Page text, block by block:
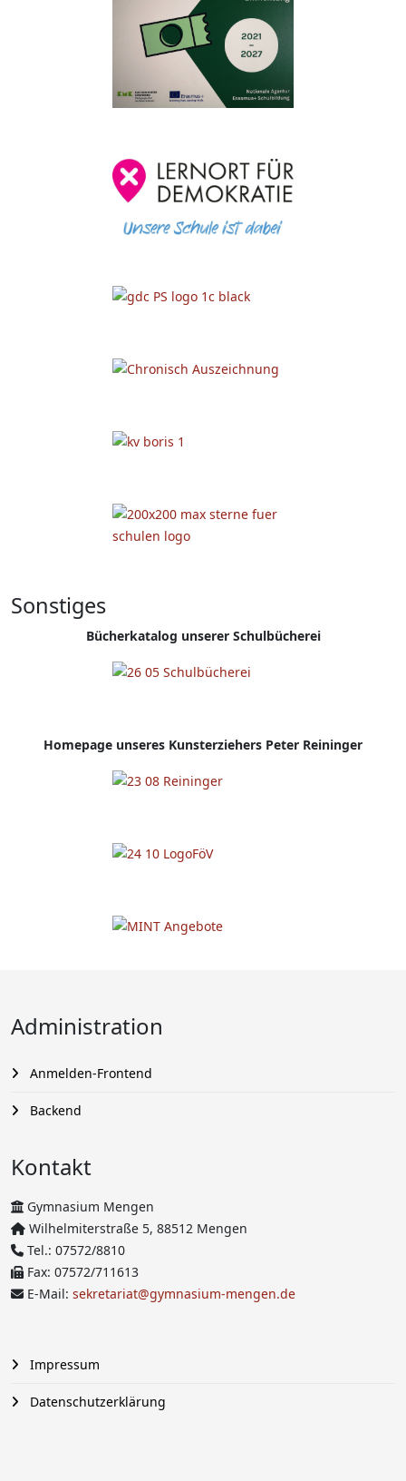
Sonstiges
Bücherkatalog unserer Schulbücherei
Homepage unseres Kunsterziehers Peter Reininger
Administration
Anmelden-Frontend
Backend
Kontakt
Gymnasium Mengen
Wilhelmiterstraße 5, 88512 Mengen
Tel.: 07572/8810
Fax: 07572/711613
E-Mail: sekretariat@gymnasium-mengen.de
Impressum
Datenschutzerklärung